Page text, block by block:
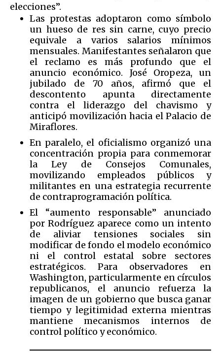
elecciones”.
Las protestas adoptaron como símbolo
un hueso de res sin carne, cuyo precio
equivale a varios salarios mínimos
mensuales. Manifestantes señalaron que
el reclamo es más profundo que el
anuncio económico. José Oropeza, un
jubilado de 70 años, afirmó que el
descontento apunta directamente
contra el liderazgo del chavismo y
anticipó movilización hacia el Palacio de
Miraflores.
En paralelo, el oficialismo organizó una
concentración propia para conmemorar
la Ley de Consejos Comunales,
movilizando empleados públicos y
militantes en una estrategia recurrente
de contraprogramación política.
El “aumento responsable” anunciado
por Rodríguez aparece como un intento
de aliviar tensiones sociales sin
modificar de fondo el modelo económico
ni el control estatal sobre sectores
estratégicos. Para observadores en
Washington, particularmente en círculos
republicanos, el anuncio refuerza la
imagen de un gobierno que busca ganar
tiempo y legitimidad externa mientras
mantiene mecanismos internos de
control político y económico.